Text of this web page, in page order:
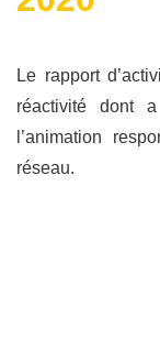
Le rapport
réactivité dont
l’animation
réseau.